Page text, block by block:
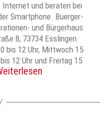
und beraten bei
Smartphone. Buerger-
und Bürgerhaus
8, 73734 Esslingen.
bis 12 Uhr, Mittwoch 15
12 Uhr und Freitag 15